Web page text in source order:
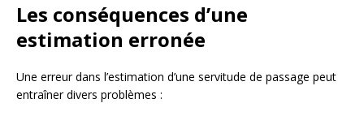
Les conséquences d’une
estimation erronée
Une erreur dans l’estimation d’une servitude de passage peut
entraîner divers problèmes :